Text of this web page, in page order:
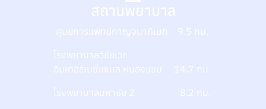
สถานพยาบาล
ศูนย์การแพทย์กาญจนาภิเษก 9.5 กม.
โรงพยาบาลวิชัยเวช
อินเตอร์เนชั่นแนล หนองแขม 14.7 กม.
โรงพยาบาลมหาชัย 2 8.2 กม.